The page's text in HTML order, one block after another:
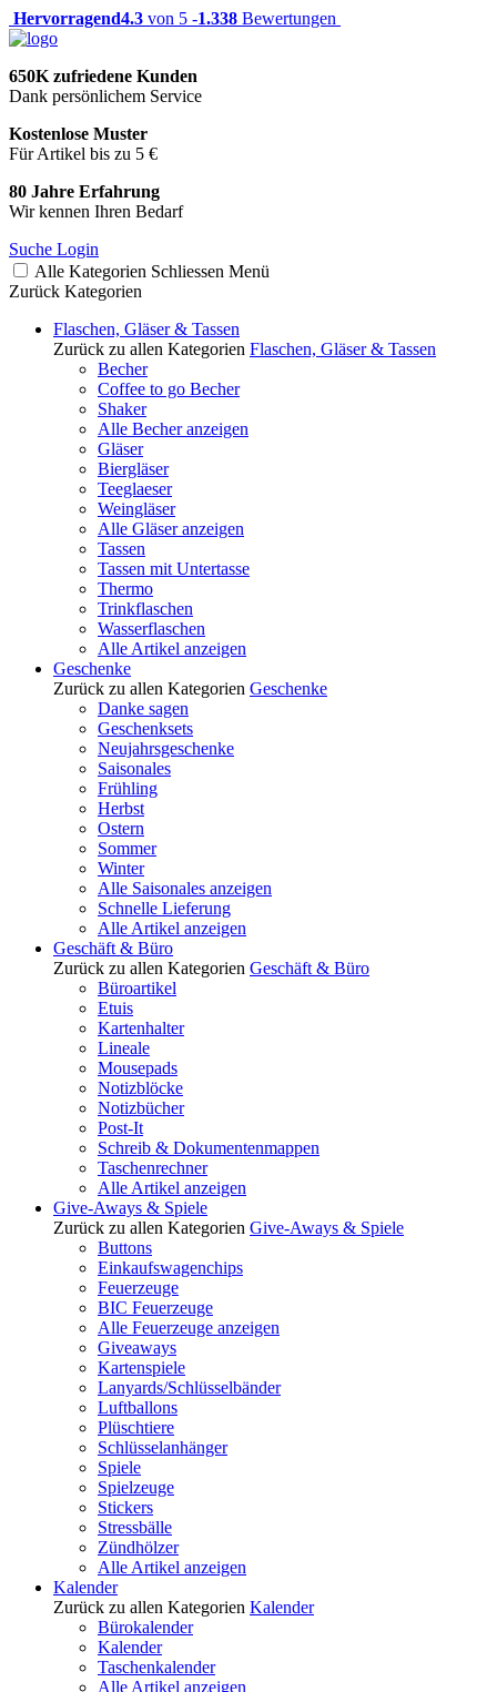
Hervorragend4.3 von 5 -1.338 Bewertungen
650K zufriedene Kunden
Dank persönlichem Service
Kostenlose Muster
Für Artikel bis zu 5 €
80 Jahre Erfahrung
Wir kennen Ihren Bedarf
Suche Login
Alle Kategorien Schliessen Menü
Zurück Kategorien
Flaschen, Gläser & Tassen
Zurück zu allen Kategorien Flaschen, Gläser & Tassen
Becher
Coffee to go Becher
Shaker
Alle Becher anzeigen
Gläser
Biergläser
Teeglaeser
Weingläser
Alle Gläser anzeigen
Tassen
Tassen mit Untertasse
Thermo
Trinkflaschen
Wasserflaschen
Alle Artikel anzeigen
Geschenke
Zurück zu allen Kategorien Geschenke
Danke sagen
Geschenksets
Neujahrsgeschenke
Saisonales
Frühling
Herbst
Ostern
Sommer
Winter
Alle Saisonales anzeigen
Schnelle Lieferung
Alle Artikel anzeigen
Geschäft & Büro
Zurück zu allen Kategorien Geschäft & Büro
Büroartikel
Etuis
Kartenhalter
Lineale
Mousepads
Notizblöcke
Notizbücher
Post-It
Schreib & Dokumentenmappen
Taschenrechner
Alle Artikel anzeigen
Give-Aways & Spiele
Zurück zu allen Kategorien Give-Aways & Spiele
Buttons
Einkaufswagenchips
Feuerzeuge
BIC Feuerzeuge
Alle Feuerzeuge anzeigen
Giveaways
Kartenspiele
Lanyards/Schlüsselbänder
Luftballons
Plüschtiere
Schlüsselanhänger
Spiele
Spielzeuge
Stickers
Stressbälle
Zündhölzer
Alle Artikel anzeigen
Kalender
Zurück zu allen Kategorien Kalender
Bürokalender
Kalender
Taschenkalender
Alle Artikel anzeigen